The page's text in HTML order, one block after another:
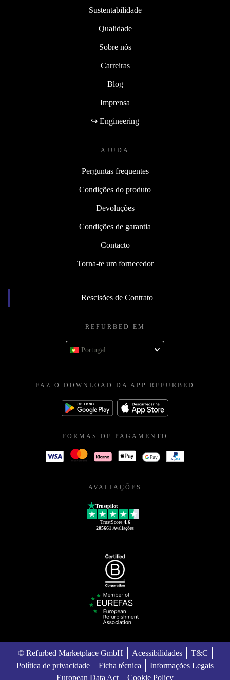
Sustentabilidade
Qualidade
Sobre nós
Carreiras
Blog
Imprensa
↪ Engineering
AJUDA
Perguntas frequentes
Condições do produto
Devoluções
Condições de garantia
Contacto
Torna-te um fornecedor
Rescisões de Contrato
REFURBED EM
Portugal
FAZ O DOWNLOAD DA APP REFURBED
FORMAS DE PAGAMENTO
AVALIAÇÕES
Trustpilot
TrustScore 4.6
205661 Avaliações
© Refurbed Marketplace GmbH Acessibilidades
T&C
Política de privacidade
Ficha técnica
Informações Legais
European Data Act
Cookie Policy